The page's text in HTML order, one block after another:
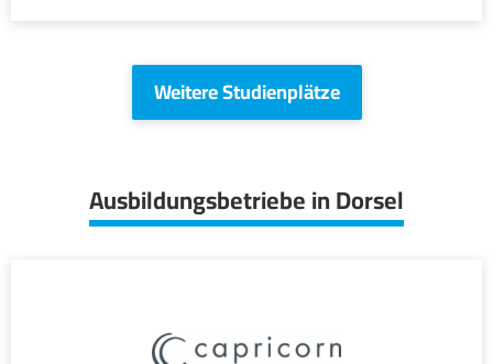
Weitere Studienplätze
Ausbildungsbetriebe in Dorsel